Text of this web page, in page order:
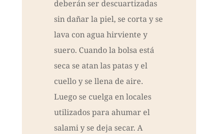
deberán ser descuartizadas
sin dañar la piel, se corta y se
lava con agua hirviente y
suero. Cuando la bolsa está
seca se atan las patas y el
cuello y se llena de aire.
Luego se cuelga en locales
utilizados para ahumar el
salami y se deja secar. A